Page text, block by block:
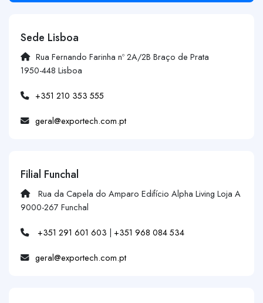
Sede Lisboa
Rua Fernando Farinha nº 2A/2B Braço de Prata
1950-448 Lisboa
+351 210 353 555
geral@exportech.com.pt
Filial Funchal
Rua da Capela do Amparo Edifício Alpha Living Loja A
9000-267 Funchal
+351 291 601 603 | +351 968 084 534
geral@exportech.com.pt